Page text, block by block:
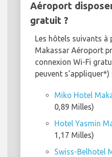
Aéroport
gratuit ?
Les hôtels suivants à
Makassar Aéroport
connexion Wi-Fi
peuvent s'appliquer*)
Miko Hotel
0,89 Milles)
Hotel Yasmin
1,17 Milles)
Swiss-Belhotel